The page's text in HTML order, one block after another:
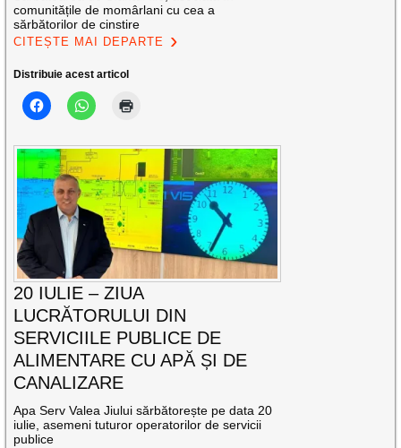
comunitățile de momârlani cu cea a
sărbătorilor de cinstire
CITEȘTE MAI DEPARTE
Distribuie acest articol
20 IULIE – ZIUA
LUCRĂTORULUI DIN
SERVICIILE PUBLICE DE
ALIMENTARE CU APĂ ȘI DE
CANALIZARE
Apa Serv Valea Jiului sărbătorește pe data 20
iulie, asemeni tuturor operatorilor de servicii
publice